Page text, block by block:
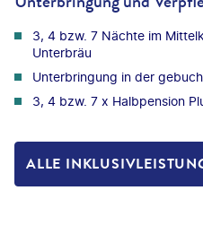
3, 4 bzw. 7 Nächte im
Unterbräu
Unterbringung in der
3, 4 bzw. 7 x Halbpension
ALLE